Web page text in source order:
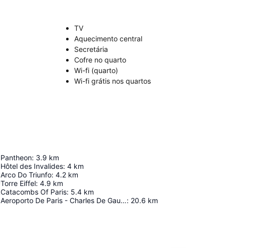
TV
Aquecimento central
Secretária
Cofre no quarto
Wi-fi (quarto)
Wi-fi grátis nos quartos
Pantheon: 3.9 km
Hôtel des Invalides: 4 km
Arco Do Triunfo: 4.2 km
Torre Eiffel: 4.9 km
Catacombs Of Paris: 5.4 km
Aeroporto De Paris - Charles De Gaulle: 20.6 km